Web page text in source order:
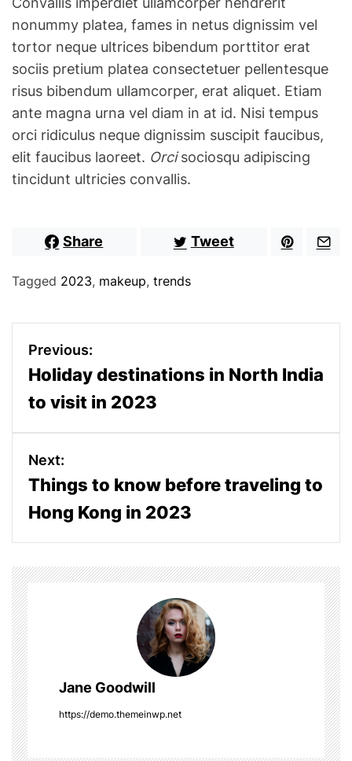
nonummy platea, fames in netus dignissim vel
tortor neque ultrices bibendum porttitor erat
sociis pretium platea consectetuer pellentesque
risus bibendum ullamcorper, erat aliquet. Etiam
ante magna urna vel diam in at id. Nisi tempus
orci ridiculus neque dignissim suscipit faucibus,
elit faucibus laoreet. Orcisociosqu adipiscing
tincidunt ultricies convallis.
Share Tweet
Tagged 2023, makeup, trends
t
v
i
g
a
t
i
o
Previous:
Holiday destinations in North India
to visit in 2023
Next:
Things to know before traveling to
Hong Kong in 2023
Jane Goodwill
https://demo.themeinwp.net